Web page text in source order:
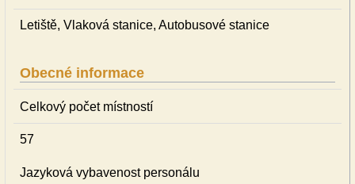
Letiště, Vlaková stanice, Autobusové stanice
Obecné informace
Celkový počet místností
57
Jazyková vybavenost personálu